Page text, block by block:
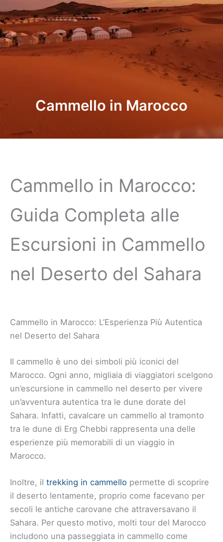
Cammello in Marocco
Cammello in Marocco:
Guida Completa alle
Escursioni in Cammello
nel Deserto del Sahara
Cammello in Marocco: L’Esperienza Più Autentica
nel Deserto del Sahara
Il cammello è uno dei simboli più iconici del
Marocco. Ogni anno, migliaia di viaggiatori scelgono
un’escursione in cammello nel deserto per vivere
un’avventura autentica tra le dune dorate del
Sahara. Infatti, cavalcare un cammello al tramonto
tra le dune di Erg Chebbi rappresenta una delle
esperienze più memorabili di un viaggio in
Marocco.
Inoltre, il trekking in cammello permette di scoprire
il deserto lentamente, proprio come facevano per
secoli le antiche carovane che attraversavano il
Sahara. Per questo motivo, molti tour del Marocco
includono una passeggiata in cammello come